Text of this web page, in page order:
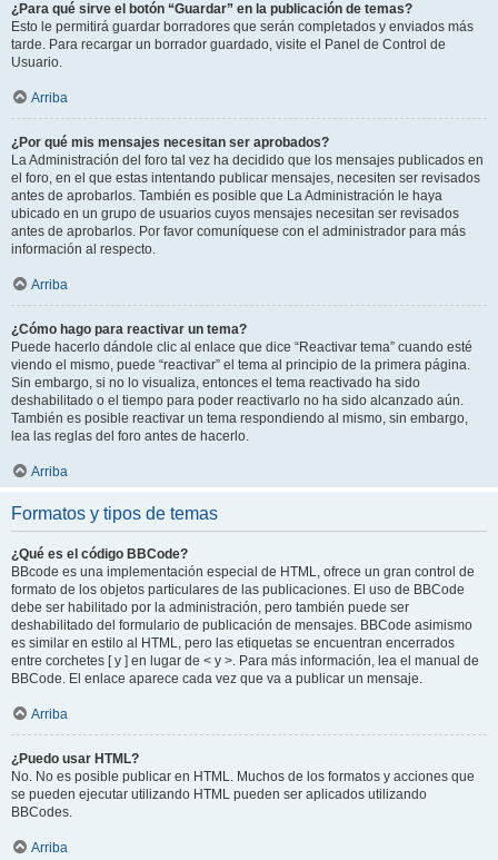
¿Para qué sirve el botón “Guardar” en la publicación de temas?
Esto le permitirá guardar borradores que serán completados y enviados más
tarde. Para recargar un borrador guardado, visite el Panel de Control de
Usuario.
Arriba
¿Por qué mis mensajes necesitan ser aprobados?
La Administración del foro tal vez ha decidido que los mensajes publicados en
el foro, en el que estas intentando publicar mensajes, necesiten ser revisados
antes de aprobarlos. También es posible que La Administración le haya
ubicado en un grupo de usuarios cuyos mensajes necesitan ser revisados
antes de aprobarlos. Por favor comuníquese con el administrador para más
información al respecto.
Arriba
¿Cómo hago para reactivar un tema?
Puede hacerlo dándole clic al enlace que dice “Reactivar tema” cuando esté
viendo el mismo, puede “reactivar” el tema al principio de la primera página.
Sin embargo, si no lo visualiza, entonces el tema reactivado ha sido
deshabilitado o el tiempo para poder reactivarlo no ha sido alcanzado aún.
También es posible reactivar un tema respondiendo al mismo, sin embargo,
lea las reglas del foro antes de hacerlo.
Arriba
Formatos y tipos de temas
¿Qué es el código BBCode?
BBcode es una implementación especial de HTML, ofrece un gran control de
formato de los objetos particulares de las publicaciones. El uso de BBCode
debe ser habilitado por la administración, pero también puede ser
deshabilitado del formulario de publicación de mensajes. BBCode asimismo
es similar en estilo al HTML, pero las etiquetas se encuentran encerrados
entre corchetes [ y ] en lugar de < y >. Para más información, lea el manual de
BBCode. El enlace aparece cada vez que va a publicar un mensaje.
Arriba
¿Puedo usar HTML?
No. No es posible publicar en HTML. Muchos de los formatos y acciones que
se pueden ejecutar utilizando HTML pueden ser aplicados utilizando
BBCodes.
Arriba